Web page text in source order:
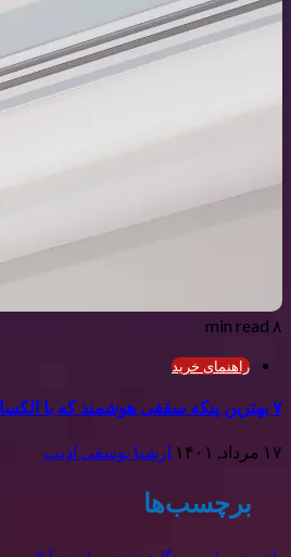
۸ min read
راهنمای خرید
۷ بهترین پنکه سقفی هوشمند که با الکسا کار می کنند
۱۷ مرداد, ۱۴۰۱ ارشیا یوسفی ادیب
برچسب‌ها